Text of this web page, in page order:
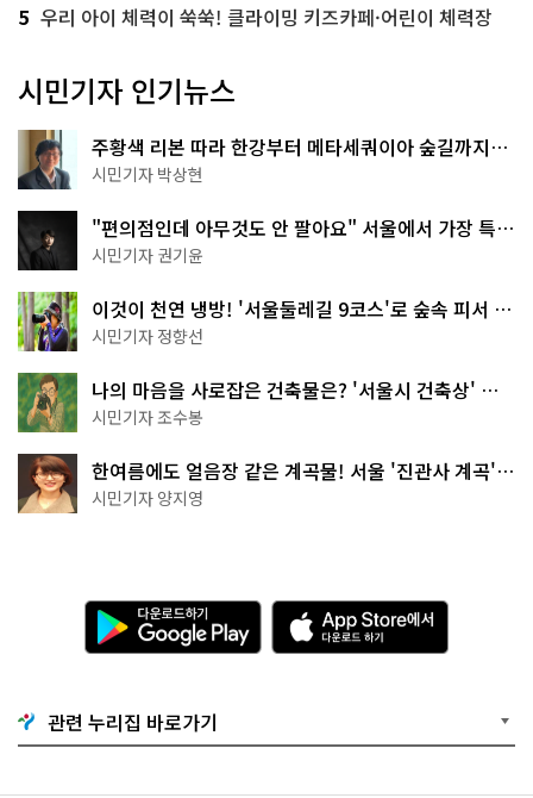
5 우리 아이 체력이 쑥쑥! 클라이밍 키즈카페·어린이 체력장
시민기자 인기뉴스
주황색 리본 따라 한강부터 메타세쿼이아 숲길까지…
서울둘레길 15코스
시민기자 박상현
"편의점인데 아무것도 안 팔아요" 서울에서 가장 특별
한 편의점의 정체
시민기자 권기윤
이것이 천연 냉방! '서울둘레길 9코스'로 숲속 피서 떠
나볼까
시민기자 정향선
나의 마음을 사로잡은 건축물은? '서울시 건축상' 수
상작 공개!
시민기자 조수봉
한여름에도 얼음장 같은 계곡물! 서울 '진관사 계곡'이
천국이네~
시민기자 양지영
다
운
로
기
G
o
g
A
p
p
e
서
관련 누리집 바로가기